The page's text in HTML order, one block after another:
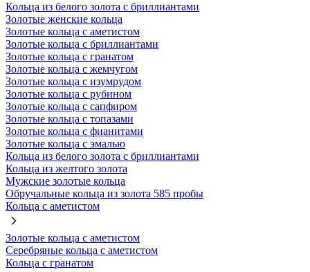
Кольца из белого золота с бриллиантами
Золотые женские кольца
Золотые кольца с аметистом
Золотые кольца с бриллиантами
Золотые кольца с гранатом
Золотые кольца с жемчугом
Золотые кольца с изумрудом
Золотые кольца с рубином
Золотые кольца с сапфиром
Золотые кольца с топазами
Золотые кольца с фианитами
Золотые кольца с эмалью
Кольца из белого золота с бриллиантами
Кольца из желтого золота
Мужские золотые кольца
Обручальные кольца из золота 585 пробы
Кольца с аметистом
Золотые кольца с аметистом
Серебряные кольца с аметистом
Кольца с гранатом